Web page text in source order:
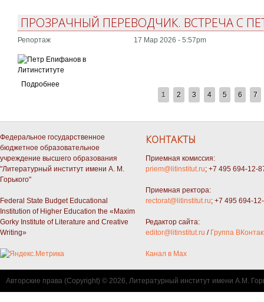
ПРОЗРАЧНЫЙ ПЕРЕВОДЧИК. ВСТРЕЧА С
Репортаж 17 Мар 2026 - 5:57pm
Подробнее
1 2 3 4 5 6 7
Федеральное государственное
бюджетное образовательное
учреждение высшего образования
"Литературный институт имени А. М.
Горького"
Federal State Budget Educational
Institution of Higher Education the «Maxim
Gorky Institute of Literature and Creative
Writing»
КОНТАКТЫ
Приемная комиссия:
priem@litinstitut.ru; +7 495 694-12-
Приемная ректора:
rectorat@litinstitut.ru; +7 495 694-
Редактор сайта:
editor@litinstitut.ru / Группа
Канал в Max
Авторские права (Copyright) © 2026, Литературный институт имени А.М.